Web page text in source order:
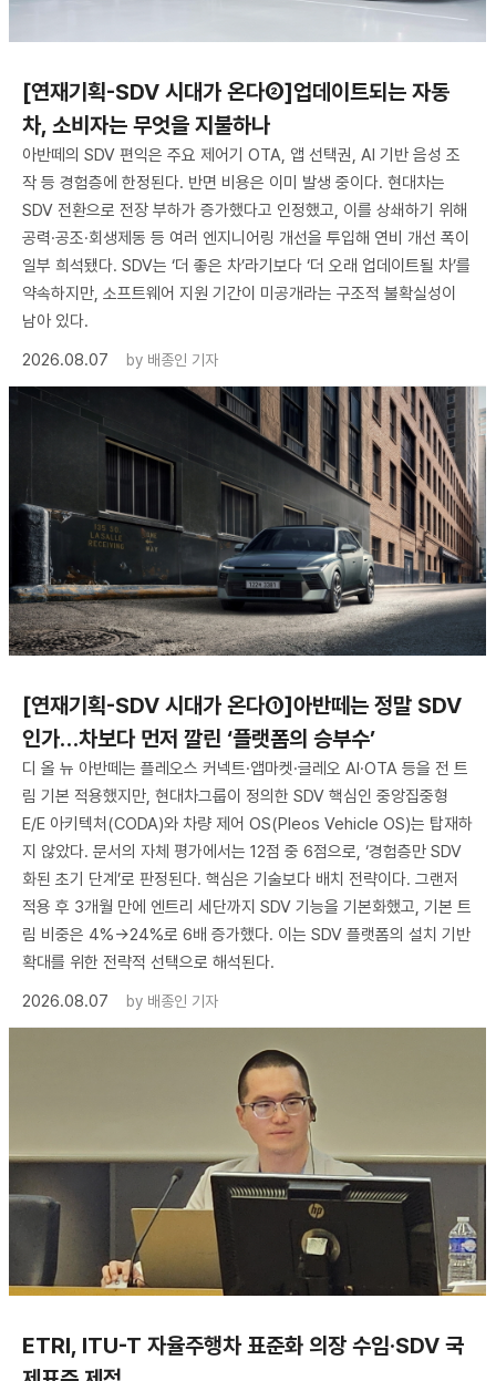
[연재기획-SDV 시대가 온다②]업데이트되는 자동
차, 소비자는 무엇을 지불하나
아반떼의 SDV 편익은 주요 제어기 OTA, 앱 선택권, AI 기반 음성 조
작 등 경험층에 한정된다. 반면 비용은 이미 발생 중이다. 현대차는
SDV 전환으로 전장 부하가 증가했다고 인정했고, 이를 상쇄하기 위해
공력·공조·회생제동 등 여러 엔지니어링 개선을 투입해 연비 개선 폭이
일부 희석됐다. SDV는 ‘더 좋은 차’라기보다 ‘더 오래 업데이트될 차’를
약속하지만, 소프트웨어 지원 기간이 미공개라는 구조적 불확실성이
남아 있다.
2026.08.07
by 배종인 기자
[연재기획-SDV 시대가 온다①]아반떼는 정말 SDV
인가…차보다 먼저 깔린 ‘플랫폼의 승부수’
디 올 뉴 아반떼는 플레오스 커넥트·앱마켓·글레오 AI·OTA 등을 전 트
림 기본 적용했지만, 현대차그룹이 정의한 SDV 핵심인 중앙집중형
E/E 아키텍처(CODA)와 차량 제어 OS(Pleos Vehicle OS)는 탑재하
지 않았다. 문서의 자체 평가에서는 12점 중 6점으로, ‘경험층만 SDV
화된 초기 단계’로 판정된다. 핵심은 기술보다 배치 전략이다. 그랜저
적용 후 3개월 만에 엔트리 세단까지 SDV 기능을 기본화했고, 기본 트
림 비중은 4%→24%로 6배 증가했다. 이는 SDV 플랫폼의 설치 기반
확대를 위한 전략적 선택으로 해석된다.
2026.08.07
by 배종인 기자
ETRI, ITU-T 자율주행차 표준화 의장 수임·SDV 국